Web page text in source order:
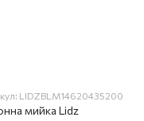
LIDZBLM14620435200
мийка Lidz